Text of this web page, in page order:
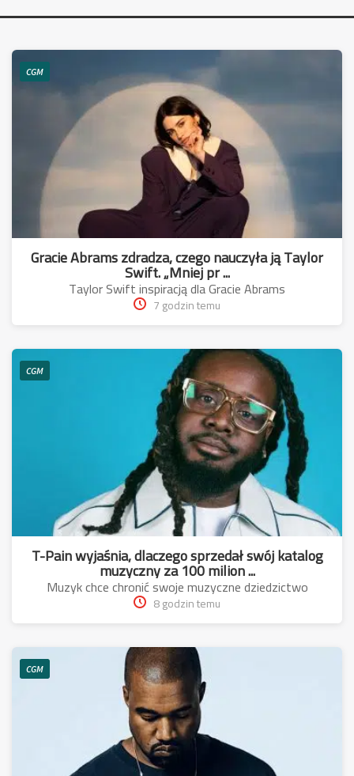
CGM
Gracie Abrams zdradza, czego nauczyła ją Taylor
Swift. „Mniej pr ...
Taylor Swift inspiracją dla Gracie Abrams
7 godzin temu
CGM
T-Pain wyjaśnia, dlaczego sprzedał swój katalog
muzyczny za 100 milion ...
Muzyk chce chronić swoje muzyczne dziedzictwo
8 godzin temu
CGM